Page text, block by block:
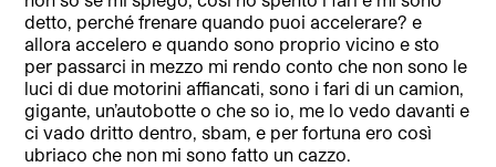
detto, perché frenare quando puoi accelerare? e
allora accelero e quando sono proprio vicino e sto
per passarci in mezzo mi rendo conto che non sono le
luci di due motorini affiancati, sono i fari di un camion,
gigante, un’autobotte o che so io, me lo vedo davanti e
ci vado dritto dentro, sbam, e per fortuna ero così
ubriaco che non mi sono fatto un cazzo.